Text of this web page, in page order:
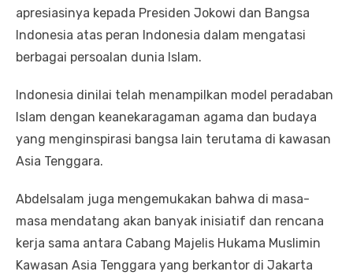
apresiasinya kepada Presiden Jokowi dan Bangsa
Indonesia atas peran Indonesia dalam mengatasi
berbagai persoalan dunia Islam.
Indonesia dinilai telah menampilkan model peradaban
Islam dengan keanekaragaman agama dan budaya
yang menginspirasi bangsa lain terutama di kawasan
Asia Tenggara.
Abdelsalam juga mengemukakan bahwa di masa-
masa mendatang akan banyak inisiatif dan rencana
kerja sama antara Cabang Majelis Hukama Muslimin
Kawasan Asia Tenggara yang berkantor di Jakarta